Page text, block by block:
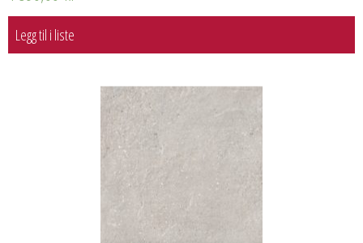
Legg til i liste